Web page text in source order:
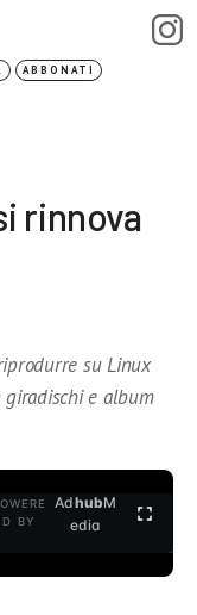
ABBONATI
rinnova
su Linux
e album
D BY
AdhubM
edia